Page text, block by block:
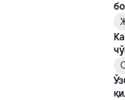
тўғрисида»ги
янги механизмлар